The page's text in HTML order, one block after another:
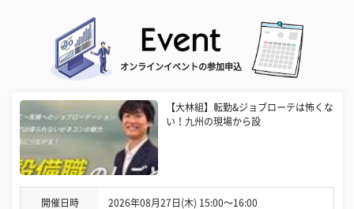
オンラインイベントの参加申込
【大林組】転勤&ジョブローテは怖くな
い！九州の現場から設
開催日時 2026年08月27日(木) 15:00〜16:00